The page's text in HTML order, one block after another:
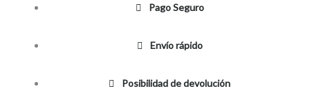
Pago Seguro
Envío rápido
Posibilidad de devolución